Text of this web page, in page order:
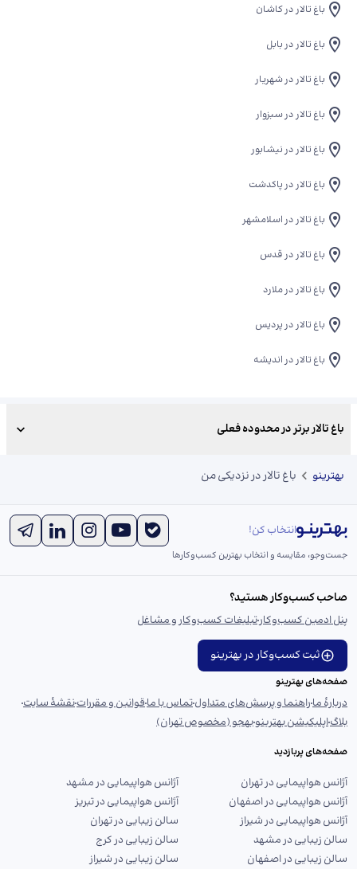
باغ تالار در کاشان
باغ تالار در بابل
باغ تالار در شهریار
باغ تالار در سبزوار
باغ تالار در نیشابور
باغ تالار در پاکدشت
باغ تالار در اسلامشهر
باغ تالار در قدس
باغ تالار در ملارد
باغ تالار در پردیس
باغ تالار در اندیشه
باغ تالار برتر در محدوده فعلی
بهترینو باغ تالار در نزدیکی من
انتخاب کن!
جست‌و‌جو، مقایسه و انتخاب بهترین کسب‌وکارها
صاحب کسب‌وکار هستید؟
پنل ادمین کسب‌وکارتبلیغات کسب‌وکار و مشاغل
ثبت کسب‌وکار در بهترینو
صفحه‌های بهترینو
دربارهٔ ماراهنما و پرسش‌های متداولتماس با ماقوانین و مقرراتنقشهٔ سایت
بلاگاپلیکیشن بهترینوبهجو (مخصوص تهران)
صفحه‌های پربازدید
آژانس هواپیمایی در تهران
آژانس هواپیمایی در مشهد
آژانس هواپیمایی در اصفهان
آژانس هواپیمایی در تبریز
آژانس هواپیمایی در شیراز
سالن زیبایی در تهران
سالن زیبایی در مشهد
سالن زیبایی در کرج
سالن زیبایی در اصفهان
سالن زیبایی در شیراز